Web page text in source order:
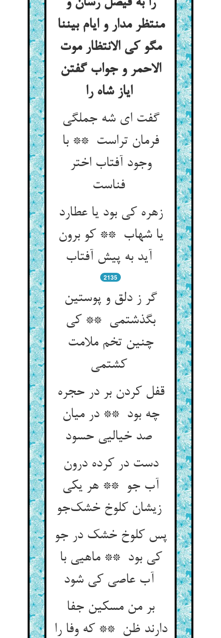
منتظر مدار و ایام بیننا
مگو کی الانتظار موت
الاحمر و جواب گفتن
ایاز شاه را
گفت ای شه جملگی
فرمان تراست ** با
وجود آفتاب اختر
فناست
زهره کی بود یا عطارد
یا شهاب ** کو برون
2135
گر ز دلق و پوستین
بگذشتمی ** کی
چنین تخم ملامت
قفل کردن بر در حجره
چه بود ** در میان
دست در کرده درون
آب جو ** هر یکی
زیشان کلوخ خشک‌جو
پس کلوخ خشک در جو
کی بود ** ماهیی با
بر من مسکین جفا
دارند ظن ** که وفا را